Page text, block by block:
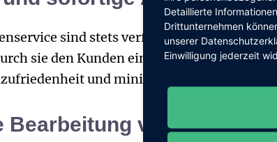
sind stets verfügbar und können
sie den Kunden eine 24/7-
und minimiert den
Bearbeitung von
Detaillierte
Drittunternehmen
unserer
Einwilligung jederzeit